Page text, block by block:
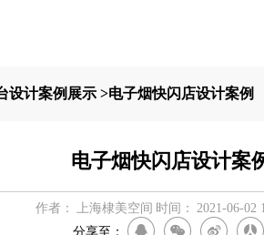
设计案例展示>电子烟快闪店设计案例
电子烟快闪店设计案
作者： 上海棣美空间 时间：
2021-06-02
分享至：